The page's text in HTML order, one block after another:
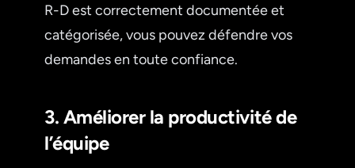
R-D est correctement documentée et
catégorisée, vous pouvez défendre vos
demandes en toute confiance.
3. Améliorer la productivité de
l’équipe